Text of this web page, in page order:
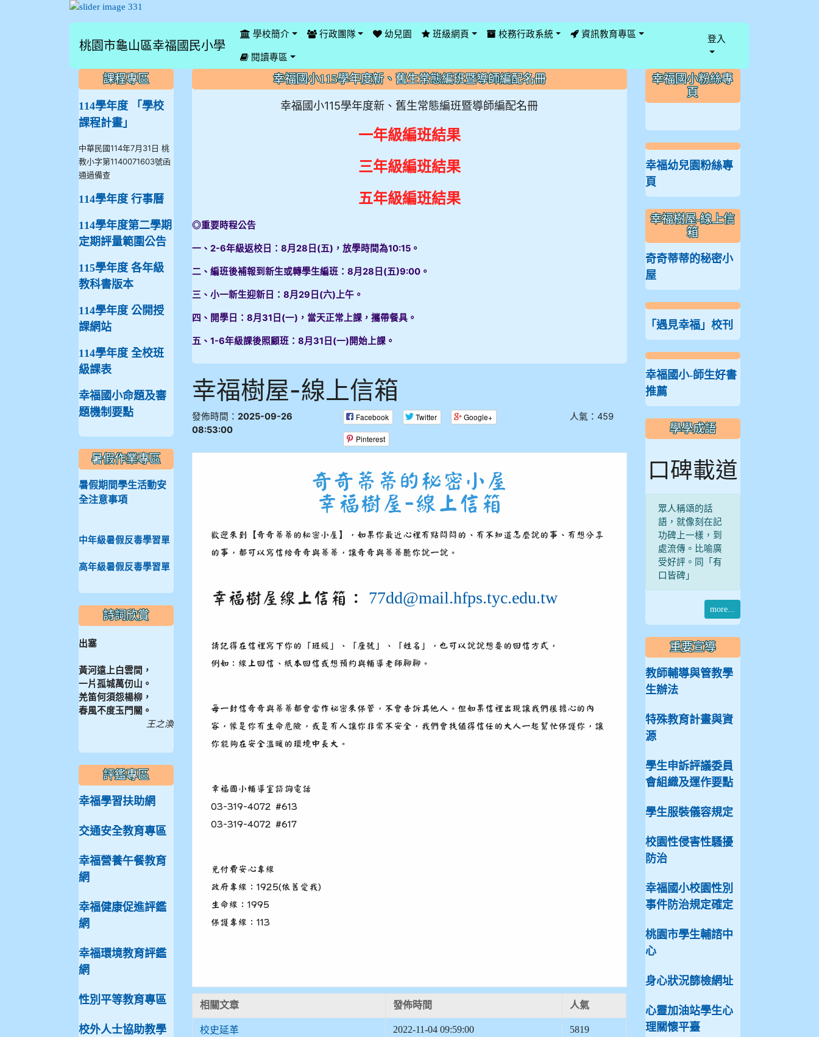
桃園市龜山區幸福國民小學
學校簡介 行政團隊 幼兒園 班級網頁 校務行政系統 資訊教育專區
閱讀專區
登入
::: 幸福國小115學年度新、舊生常態編班暨導師編配名冊
幸福國小115學年度新、舊生常態編班暨導師編配名冊
一年級編班結果
三年級編班結果
五年級編班結果
◎重要時程公告
一、2-6年級返校日：8月28日(五)，放學時間為10:15。
二、編班後補報到新生或轉學生編班：8月28日(五)9:00。
三、小一新生迎新日：8月29日(六)上午。
四、開學日：8月31日(一)，當天正常上課，攜帶餐具。
五、1-6年級課後照顧班：8月31日(一)開始上課。
幸福樹屋-線上信箱
發佈時間：2025-09-26
08:53:00
Facebook Twitter Google+
Pinterest
人氣：459
奇奇蒂蒂的秘密小屋
幸福樹屋-線上信箱
歡迎來到【奇奇蒂蒂的秘密小屋】，如果你最近心裡有點悶悶的、有不知道怎麼說的事、有想分享
的事，都可以寫信給奇奇與蒂蒂，讓奇奇與蒂蒂聽你說一說。
幸福樹屋線上信箱： 77dd@mail.hfps.tyc.edu.tw
請記得在信裡寫下你的「班級」、「座號」、「姓名」，也可以說說想要的回信方式，
例如：線上回信、紙本回信或想預約與輔導老師聊聊。
每一封信奇奇與蒂蒂都會當作祕密來保管，不會告訴其他人。但如果信裡出現讓我們很擔心的內
容，像是你有生命危險，或是有人讓你非常不安全，我們會找值得信任的大人一起幫忙保護你，讓
你能夠在安全溫暖的環境中長大。
幸福國小輔導室諮詢電話
03-319-4072 #613
03-319-4072 #617
免付費安心專線
政府專線：1925(依舊愛我)
生命線：1995
保護專線：113
相關文章 發佈時間 人氣
校史延革 2022-11-04 09:59:00 5819
::: 課程專區
114學年度 「學校
課程計畫」
中華民國114年7月31日 桃
教小字第1140071603號函
通過備查
114學年度 行事曆
114學年度第二學期
定期評量範圍公告
115學年度 各年級
教科書版本
114學年度 公開授
課網站
114學年度 全校班
級課表
幸福國小命題及審
題機制要點
暑假作業專區
暑假期間學生活動安
全注意事項
中年級暑假反毒學習單
高年級暑假反毒學習單
詩詞欣賞
出塞
黃河遠上白雲間，
一片孤城萬仞山。
羌笛何須怨楊柳，
春風不度玉門關。
王之渙
評鑑專區
幸福學習扶助網
交通安全教育專區
幸福營養午餐教育
網
幸福健康促進評鑑
網
幸福環境教育評鑑
網
性別平等教育專區
校外人士協助教學
:::
幸福國小粉絲專
頁
幸福幼兒園粉絲專
頁
幸福樹屋-線上信
箱
奇奇蒂蒂的秘密小
屋
「遇見幸福」校刊
幸福國小-師生好書
推薦
學學成語
口碑載道
眾人稱頌的話
語，就像刻在記
功碑上一樣，到
處流傳。比喻廣
受好評。同「有
口皆碑」
more...
重要宣導
教師輔導與管教學
生辦法
特殊教育計畫與資
源
學生申訴評議委員
會組織及運作要點
學生服裝儀容規定
校園性侵害性騷擾
防治
幸福國小校園性別
事件防治規定確定
桃園市學生輔諮中
心
身心狀況篩檢網址
心靈加油站學生心
理關懷平臺